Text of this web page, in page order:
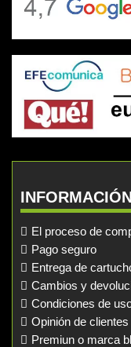
INFORMACIÓN
El proceso de
Pago seguro
Entrega de
Cambios y
Condiciones de
Opinión de clientes
Premiun o marca